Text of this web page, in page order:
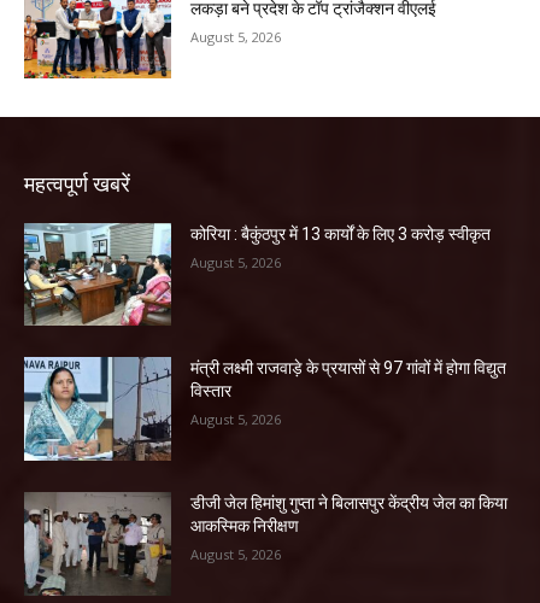
लकड़ा बने प्रदेश के टॉप ट्रांजैक्शन वीएलई
August 5, 2026
महत्वपूर्ण खबरें
कोरिया : बैकुंठपुर में 13 कार्यों के लिए 3 करोड़ स्वीकृत
August 5, 2026
मंत्री लक्ष्मी राजवाड़े के प्रयासों से 97 गांवों में होगा विद्युत
विस्तार
August 5, 2026
डीजी जेल हिमांशु गुप्ता ने बिलासपुर केंद्रीय जेल का किया
आकस्मिक निरीक्षण
August 5, 2026